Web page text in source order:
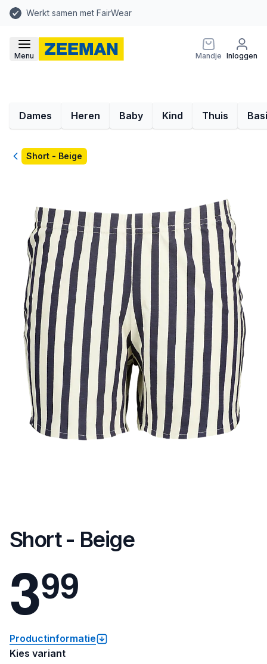
Werkt samen met FairWear
Menu Mandje Inloggen
Dames Heren Baby Kind Thuis
TerugShort - Beige
Short - Beige
399
Productinformatie
Kies variant